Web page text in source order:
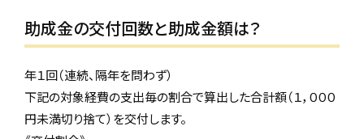
助成金の交付回数と助成金額は？
年１回（連続、隔年を問わず）
下記の対象経費の支出毎の割合で算出した合計額（１，０００
円未満切り捨て）を交付します。